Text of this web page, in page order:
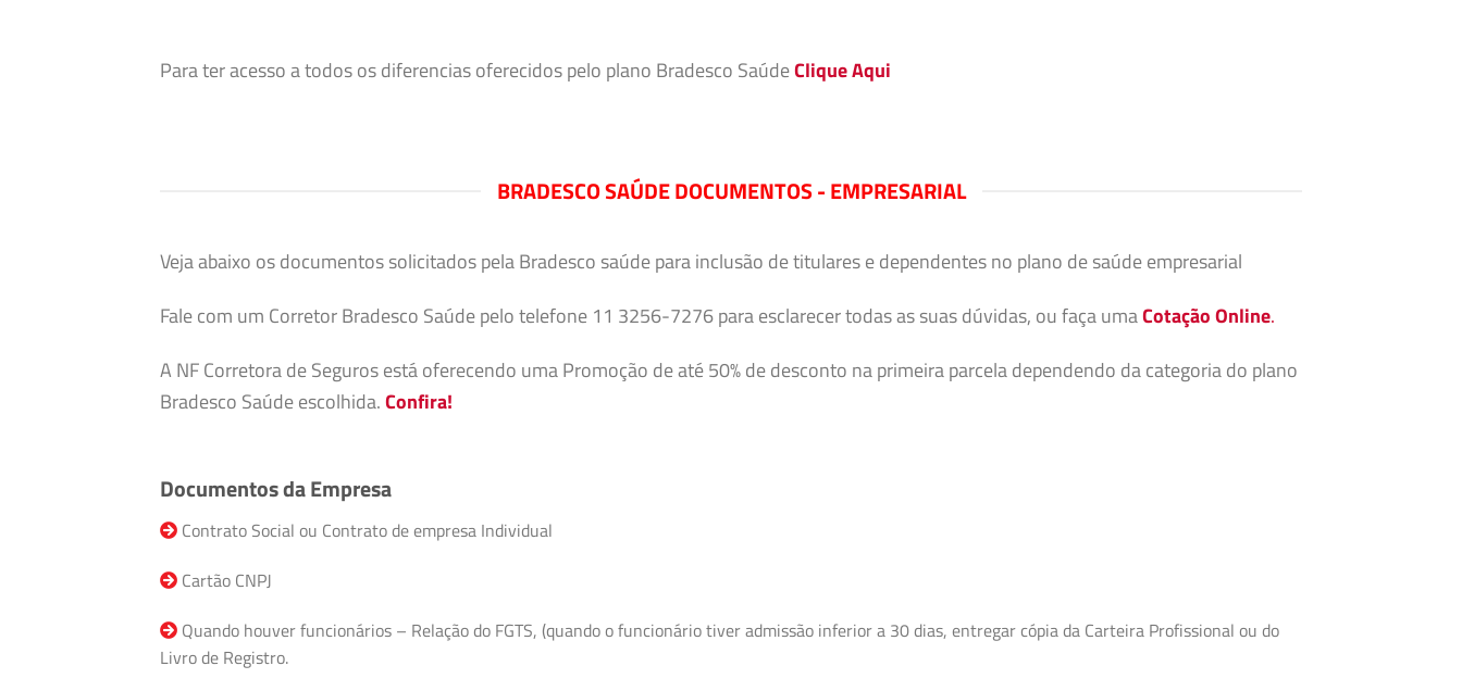
Para ter acesso a todos os diferencias oferecidos pelo plano Bradesco SaúdeClique Aqui
BRADESCO SAÚDE DOCUMENTOS - EMPRESARIAL
Veja abaixo os documentos solicitados pela Bradesco saúde para inclusão de titulares e dependentes no plano de saúde empresarial
Fale com um Corretor Bradesco Saúde pelo telefone 11 3256-7276 para esclarecer todas as suas dúvidas, ou faça umaCotação Online.
A NF Corretora de Seguros está oferecendo uma Promoção de até 50% de desconto na primeira parcela dependendo da categoria do plano
Bradesco Saúde escolhida.Confira!
Documentos da Empresa
Contrato Social ou Contrato de empresa Individual
Cartão CNPJ
Quando houver funcionários – Relação do FGTS, (quando o funcionário tiver admissão inferior a 30 dias, entregar cópia da Carteira Profissional ou do
Livro de Registro.